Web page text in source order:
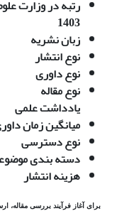
1403
زبان نشریه
نوع
نوع
نوع مقاله
یادداشت علمی
میانگین زمان
نوع دسترسی
دسته بندی
هزینه
برای آغاز فرآیند بررسی مقاله،